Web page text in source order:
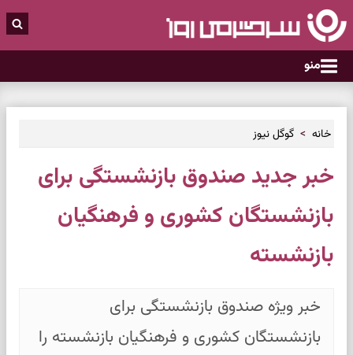
منو
خانه گوگل نیوز
خبر جدید صندوق بازنشستگی برای
بازنشستگان کشوری و فرهنگیان
بازنشسته
خبر ویژه صندوق بازنشستگی برای
بازنشستگان کشوری و فرهنگیان بازنشسته را